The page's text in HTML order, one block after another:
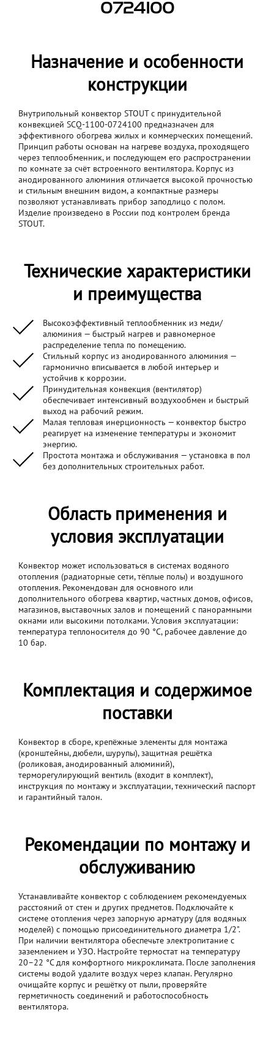
0724100
Назначение и особенности
конструкции
Внутрипольный конвектор STOUT с принудительной
конвекцией SCQ-1100-0724100 предназначен для
эффективного обогрева жилых и коммерческих помещений.
Принцип работы основан на нагреве воздуха, проходящего
через теплообменник, и последующем его распространении
по комнате за счёт встроенного вентилятора. Корпус из
анодированного алюминия отличается высокой прочностью
и стильным внешним видом, а компактные размеры
позволяют устанавливать прибор заподлицо с полом.
Изделие произведено в России под контролем бренда
STOUT.
Технические характеристики
и преимущества
Высокоэффективный теплообменник из меди/
алюминия — быстрый нагрев и равномерное
распределение тепла по помещению.
Стильный корпус из анодированного алюминия —
гармонично вписывается в любой интерьер и
устойчив к коррозии.
Принудительная конвекция (вентилятор)
обеспечивает интенсивный воздухообмен и быстрый
выход на рабочий режим.
Малая тепловая инерционность — конвектор быстро
реагирует на изменение температуры и экономит
энергию.
Простота монтажа и обслуживания — установка в пол
без дополнительных строительных работ.
Область применения и
условия эксплуатации
Конвектор может использоваться в системах водяного
отопления (радиаторные сети, тёплые полы) и воздушного
отопления. Рекомендован для основного или
дополнительного обогрева квартир, частных домов, офисов,
магазинов, выставочных залов и помещений с панорамными
окнами или высокими потолками. Условия эксплуатации:
температура теплоносителя до 90 °C, рабочее давление до
10 бар.
Комплектация и содержимое
поставки
Конвектор в сборе, крепёжные элементы для монтажа
(кронштейны, дюбели, шурупы), защитная решётка
(роликовая, анодированный алюминий),
терморегулирующий вентиль (входит в комплект),
инструкция по монтажу и эксплуатации, технический паспорт
и гарантийный талон.
Рекомендации по монтажу и
обслуживанию
Устанавливайте конвектор с соблюдением рекомендуемых
расстояний от стен и других предметов. Подключайте к
системе отопления через запорную арматуру (для водяных
моделей) с помощью присоединительного диаметра 1/2".
При наличии вентилятора обеспечьте электропитание с
заземлением и УЗО. Настройте термостат на температуру
20–22 °C для комфортного микроклимата. После заполнения
системы водой удалите воздух через клапан. Регулярно
очищайте корпус и решётку от пыли, проверяйте
герметичность соединений и работоспособность
вентилятора.